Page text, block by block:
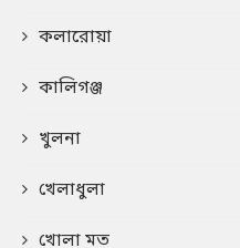
কলারোয়া
কালিগঞ্জ
খুলনা
খেলাধুলা
খোলা মত